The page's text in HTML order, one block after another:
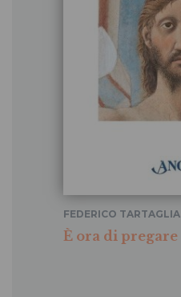
È ora di pregare
FEDERICO TARTAGLIA